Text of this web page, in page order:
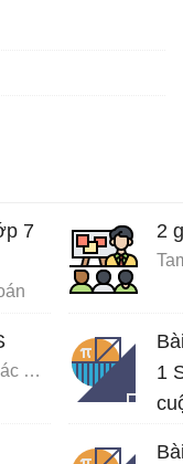
7
Đáp án Mô đun 9 đầy đủ các môn
2
1